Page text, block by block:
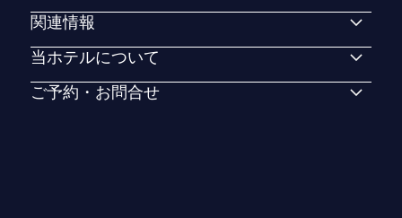
関連情報
当ホテルについて
ご予約・お問合せ